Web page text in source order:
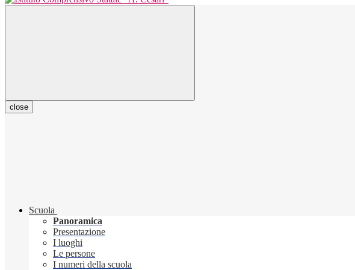
close
Scuola
Panoramica
Presentazione
I luoghi
Le persone
I numeri della scuola